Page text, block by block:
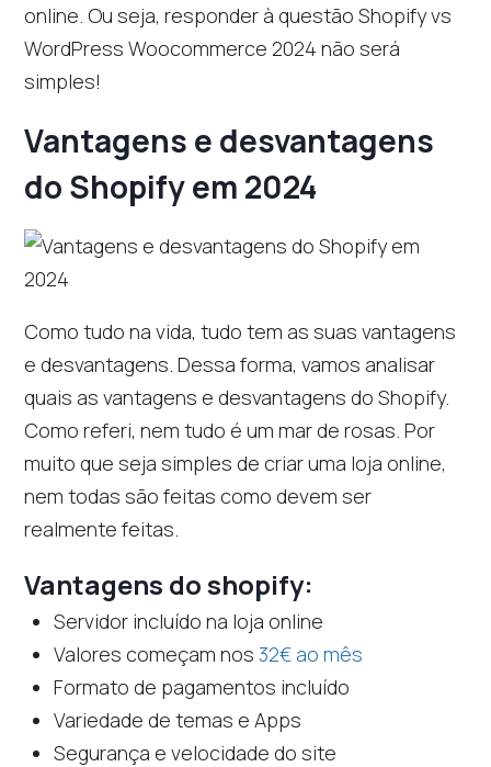
online. Ou seja, responder à questão Shopify vs
WordPress Woocommerce 2024 não será
simples!
Vantagens e desvantagens
do Shopify em 2024
Como tudo na vida, tudo tem as suas vantagens
e desvantagens. Dessa forma, vamos analisar
quais as vantagens e desvantagens do Shopify.
Como referi, nem tudo é um mar de rosas. Por
muito que seja simples de criar uma loja online,
nem todas são feitas como devem ser
realmente feitas.
Vantagens do shopify:
Servidor incluído na loja online
Valores começam nos 32€ ao mês
Formato de pagamentos incluído
Variedade de temas e Apps
Segurança e velocidade do site